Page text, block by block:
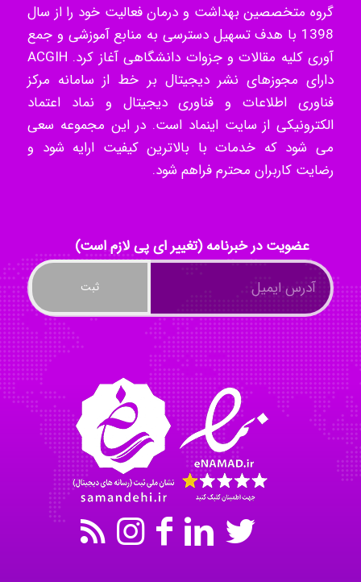
akhtar shahsavandi
kimiya zirakpoor
Nazaninkarkon
Omid
Mehrab
گروه متخصصین بهداشت و درمان فعالیت خود را از سال
1398 با هدف تسهیل دسترسی به منابع آموزشی و جمع
آوری کلیه مقالات و جزوات دانشگاهی آغاز کرد. ACGIH
دارای مجوزهای نشر دیجیتال بر خط از سامانه مرکز
فناوری اطلاعات و فناوری دیجیتال و نماد اعتماد
الکترونیکی از سایت اینماد است. در این مجموعه سعی
می شود که خدمات با بالاترین کیفیت ارایه شود و
رضایت کاربران محترم فراهم شود.
عضویت در خبرنامه (تغییر ای پی لازم است)